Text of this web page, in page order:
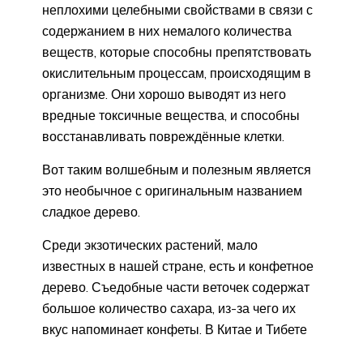
неплохими целебными свойствами в связи с
содержанием в них немалого количества
веществ, которые способны препятствовать
окислительным процессам, происходящим в
организме. Они хорошо выводят из него
вредные токсичные вещества, и способны
восстанавливать повреждённые клетки.
Вот таким волшебным и полезным является
это необычное с оригинальным названием
сладкое дерево.
Среди экзотических растений, мало
известных в нашей стране, есть и конфетное
дерево. Съедобные части веточек содержат
большое количество сахара, из-за чего их
вкус напоминает конфеты. В Китае и Тибете